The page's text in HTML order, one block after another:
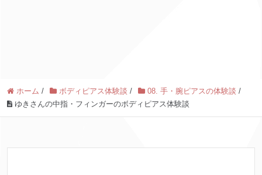
ホーム / ボディピアス体験談 / 08. 手・腕ピアスの体験談 /
ゆきさんの中指・フィンガーのボディピアス体験談